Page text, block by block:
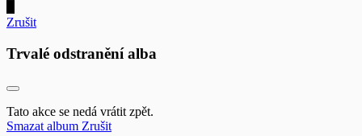
Zrušit
Trvalé odstranění alba
Tato akce se nedá vrátit zpět.
Smazat album Zrušit